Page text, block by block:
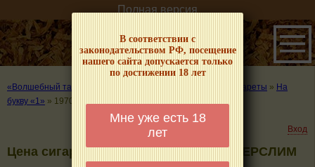
В соответствии с
законодательством РФ, посещение
нашего сайта допускается только
по достижении 18 лет
Мне уже есть 18
лет
Полная версия
«Волшебный табачок» – о табаке и курении Цены на сигареты » На
букву «1» » 1970 CLICK GREEN СУПЕРСЛИМ
Вход
Цена сигарет 1970 CLICK GREEN СУПЕРСЛИМ